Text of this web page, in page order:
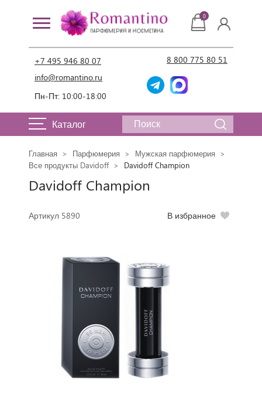
+7 495 946 80 07
info@romantino.ru
Пн-Пт: 10:00-18:00
8 800 775 80 51
0
Каталог
Главная Парфюмерия
Мужская парфюмерия
Все продукты Davidoff
Davidoff Champion
Davidoff Champion
Артикул 5890 В избранное